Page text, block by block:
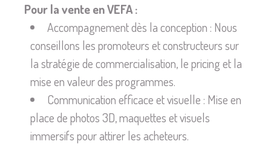
Pour la vente en VEFA :
Accompagnement dès la conception : Nous
conseillons les promoteurs et constructeurs sur
la stratégie de commercialisation, le pricing et la
mise en valeur des programmes.
Communication efficace et visuelle : Mise en
place de photos 3D, maquettes et visuels
immersifs pour attirer les acheteurs.